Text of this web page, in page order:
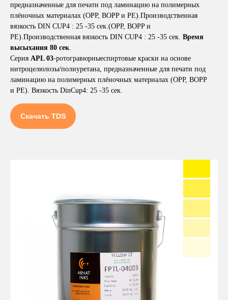
предназначенные для печати под ламинацию на полимерных
плёночных материалах (OPP, BOPP и PE).Производственная
вязкость DIN CUP4 : 25 -35 сек.(OPP, BOPP и
PE).Производственная вязкость DIN CUP4 : 25 -35 сек. Время
высыхания 80 сек
Серия APL 03-ротогравюрныеспиртовые краски на основе
нитроцелюлозы/полиуретана, предназначенные для печати под
ламинацию на полимерных плёночных материалах (OPP, BOPP
и PE). Вязкость DinCup4: 25 -35 сек.
Скачать TDS